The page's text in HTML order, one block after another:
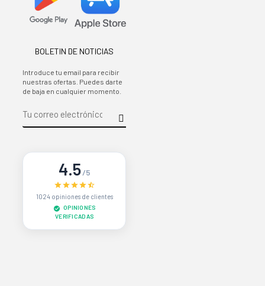
BOLETIN DE NOTICIAS
Introduce tu email para recibir
nuestras ofertas. Puedes darte
de baja en cualquier momento.
4.5/5
1024 opiniones de clientes
OPINIONES
VERIFICADAS